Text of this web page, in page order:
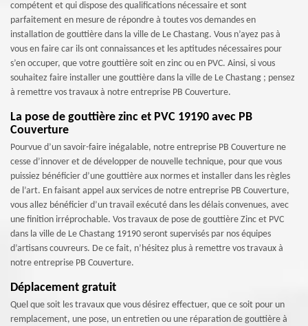
compétent et qui dispose des qualifications nécessaire et sont
parfaitement en mesure de répondre à toutes vos demandes en
installation de gouttière dans la ville de Le Chastang. Vous n’ayez pas à
vous en faire car ils ont connaissances et les aptitudes nécessaires pour
s’en occuper, que votre gouttière soit en zinc ou en PVC. Ainsi, si vous
souhaitez faire installer une gouttière dans la ville de Le Chastang ; pensez
à remettre vos travaux à notre entreprise PB Couverture.
La pose de gouttière zinc et PVC 19190 avec PB
Couverture
Pourvue d’un savoir-faire inégalable, notre entreprise PB Couverture ne
cesse d’innover et de développer de nouvelle technique, pour que vous
puissiez bénéficier d’une gouttière aux normes et installer dans les règles
de l’art. En faisant appel aux services de notre entreprise PB Couverture,
vous allez bénéficier d’un travail exécuté dans les délais convenues, avec
une finition irréprochable. Vos travaux de pose de gouttière Zinc et PVC
dans la ville de Le Chastang 19190 seront supervisés par nos équipes
d’artisans couvreurs. De ce fait, n’hésitez plus à remettre vos travaux à
notre entreprise PB Couverture.
Déplacement gratuit
Quel que soit les travaux que vous désirez effectuer, que ce soit pour un
remplacement, une pose, un entretien ou une réparation de gouttière à